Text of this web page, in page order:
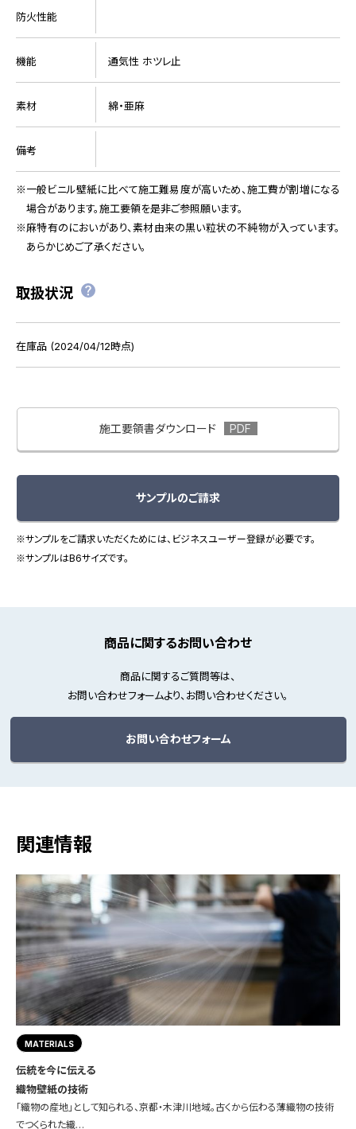
防火性能
機能 通気性 ホツレ止
素材 綿・亜麻
備考
一般ビニル壁紙に比べて施工難易度が高いため、施工費が割増になる
場合があります。施工要領を是非ご参照願います。
麻特有のにおいがあり、素材由来の黒い粒状の不純物が入っています。
あらかじめご了承ください。
取扱状況
在庫品 (2024/04/12時点)
施工要領書ダウンロード
サンプルのご請求
※サンプルをご請求いただくためには、ビジネスユーザー登録が必要です。
※サンプルはB6サイズです。
商品に関するお問い合わせ
商品に関するご質問等は、
お問い合わせフォームより、お問い合わせください。
お問い合わせフォーム
関連情報
MATERIALS
伝統を今に伝える
織物壁紙の技術
「織物の産地」として知られる、京都・木津川地域。古くから伝わる薄織物の技術
でつくられた織…